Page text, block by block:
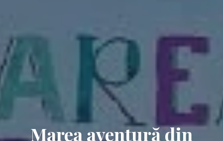
Marea aventură din